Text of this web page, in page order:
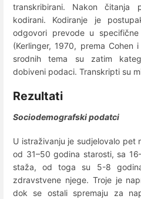
transkribirani. Nakon čitanja
kodirani. Kodiranje je
odgovori prevode u
(Kerlinger, 1970, prema Cohen
srodnih tema su zatim
dobiveni podaci. Transkripti su
Rezultati
Sociodemografski podatci
U istraživanju je sudjelovalo pet
od 31–50 godina starosti, sa
staža, od toga su 5-8
zdravstvene njege. Troje je
dok se ostali spremaju za